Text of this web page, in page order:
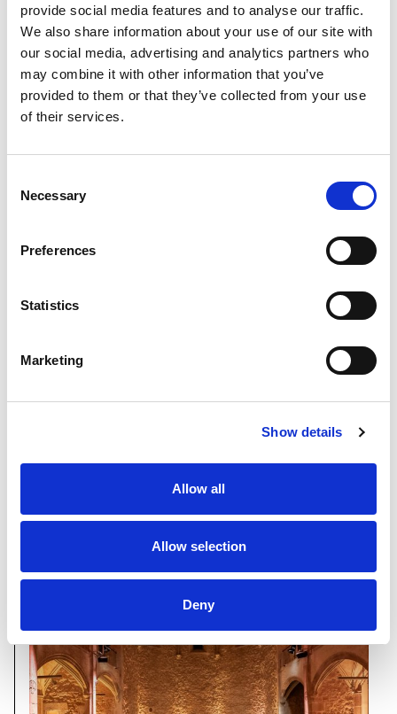
provide social media features and to analyse our traffic.
We also share information about your use of our site with
our social media, advertising and analytics partners who
may combine it with other information that you’ve
provided to them or that they’ve collected from your use
of their services.
Selection
Necessary
Preferences
Statistics
Marketing
Show details
Allow all
Allow selection
Deny
NOTÍCIES
Visita privada a l’exposició ‘TAKIS’